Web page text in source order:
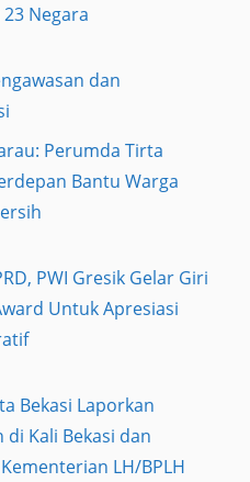
Negara
dan
Perumda Tirta
Bantu Warga
PWI Gresik Gelar Giri
Untuk Apresiasi
Bekasi Laporkan
di Kali Bekasi dan
LH/BPLH